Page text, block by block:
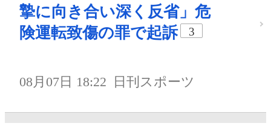
摯に向き合い深く反省」危
険運転致傷の罪で起訴
3
08月07日 18:22 日刊スポーツ